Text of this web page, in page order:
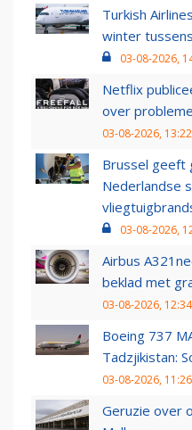
Turkish
winter
03-08-2026,
Netflix
over
03-08-2026, 13:22
Brussel geeft
Nederlandse
03-08-2026,
Airbus
beklad met
03-08-2026, 12:34
Boeing 737
Tadzjikistan:
03-08-2026, 11:26
Geruzie over